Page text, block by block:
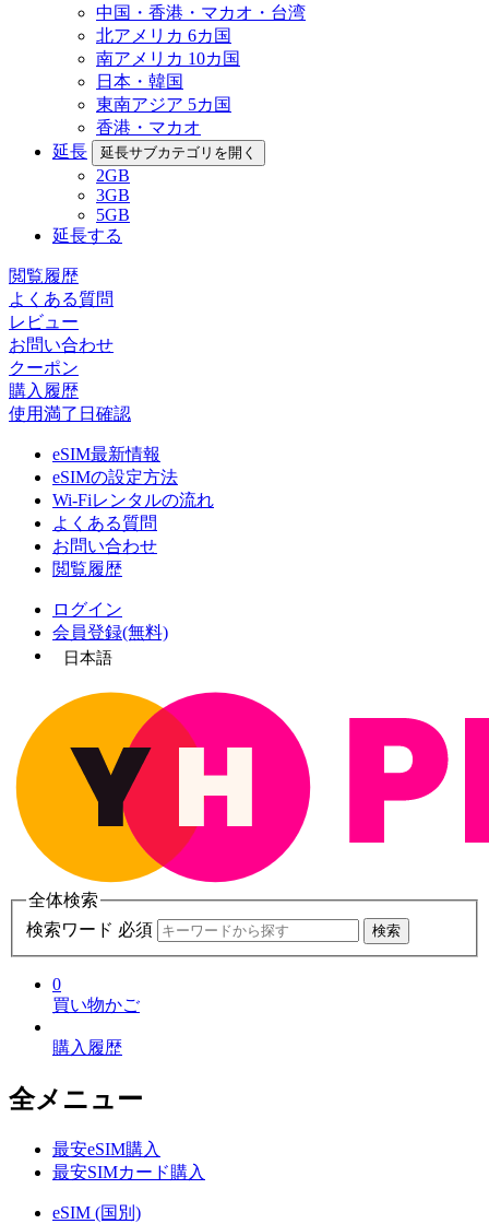
中国・香港・マカオ・台湾
北アメリカ 6カ国
南アメリカ 10カ国
日本・韓国
東南アジア 5カ国
香港・マカオ
延長
延長サブカテゴリを開く
2GB
3GB
5GB
延長する
閲覧履歴
よくある質問
レビュー
お問い合わせ
クーポン
購入履歴
使用満了日確認
eSIM最新情報
eSIMの設定方法
Wi-Fiレンタルの流れ
よくある質問
お問い合わせ
閲覧履歴
ログイン
会員登録(無料)
日本語
全体検索
検索ワード 必須
検索
0
買い物かご
購入履歴
全メニュー
最安eSIM購入
最安SIMカード購入
eSIM (国別)